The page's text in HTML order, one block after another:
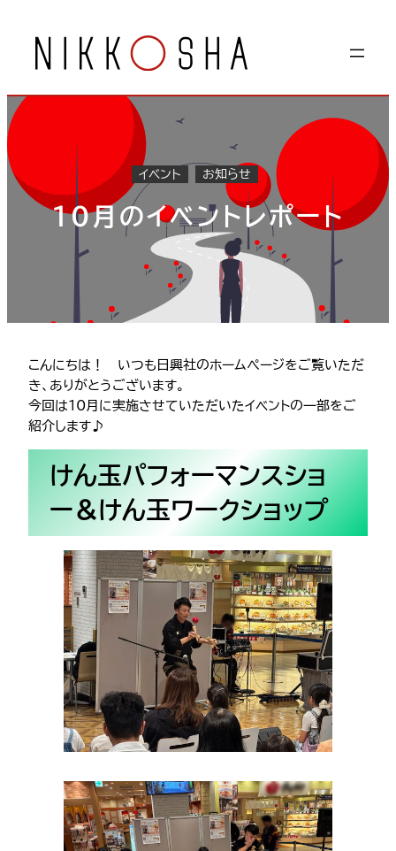
キ
ッ
プ
イベント お知らせ
10月のイベントレポート
こんにちは！ いつも日興社のホームぺージをご覧いただ
き、ありがとうございます。
今回は10月に実施させていただいたイベントの一部をご
紹介します♪
けん玉パフォーマンスショ
ー＆けん玉ワークショップ